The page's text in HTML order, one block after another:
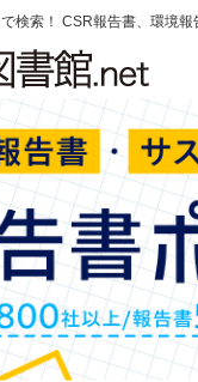
検索！ CSR報告書、環境